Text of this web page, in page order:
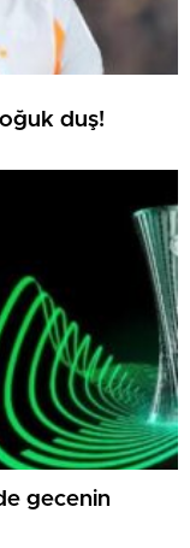
duş!
gecenin